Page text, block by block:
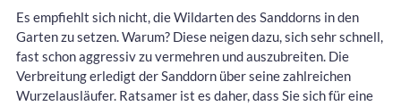
Es empfiehlt sich nicht, die Wildarten des Sanddorns in den
Garten zu setzen. Warum? Diese neigen dazu, sich sehr schnell,
fast schon aggressiv zu vermehren und auszubreiten. Die
Verbreitung erledigt der Sanddorn über seine zahlreichen
Wurzelausläufer. Ratsamer ist es daher, dass Sie sich für eine